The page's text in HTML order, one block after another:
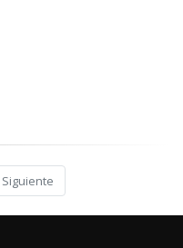
Siguiente